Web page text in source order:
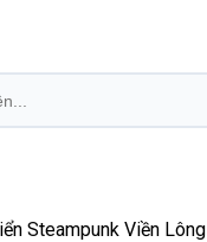
Steampunk Viền Lông